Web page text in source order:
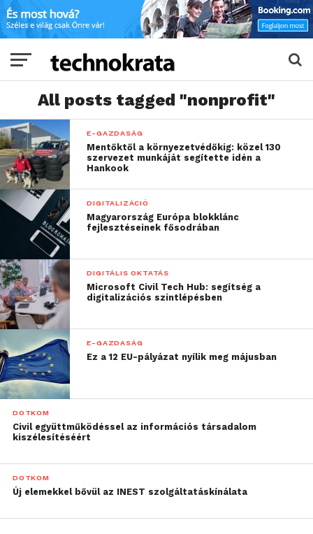
All posts tagged "nonprofit"
E-GAZDASÁG
Mentőktől a környezetvédőkig: közel 130
szervezet munkáját segítette idén a
Hankook
DIGITALIZÁCIÓ
Magyarország Európa blokklánc
fejlesztéseinek fősodrában
DIGITÁLIS OKTATÁS
Microsoft Civil Tech Hub: segítség a
digitalizációs szintlépésben
E-GAZDASÁG
Ez a 12 EU-pályázat nyílik meg májusban
DOTKOM
Civil együttműködéssel az információs társadalom
kiszélesítéséért
DOTKOM
Új elemekkel bővül az INEST szolgáltatáskínálata